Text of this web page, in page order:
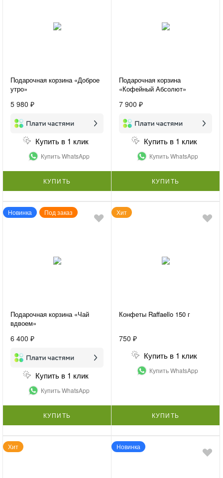
Подарочная корзина «Доброе
утро»
5 980 ₽
Купить в 1 клик
Купить WhatsApp
КУПИТЬ
Подарочная корзина
«Кофейный Абсолют»
7 900 ₽
Купить в 1 клик
Купить WhatsApp
КУПИТЬ
Новинка Под заказ
Подарочная корзина «Чай
вдвоем»
6 400 ₽
Купить в 1 клик
Купить WhatsApp
КУПИТЬ
Хит
Конфеты Raffaello 150 г
750 ₽
Купить в 1 клик
Купить WhatsApp
КУПИТЬ
Хит Новинка